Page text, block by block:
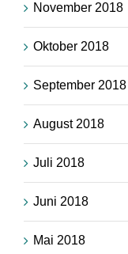
November 2018
Oktober 2018
September 2018
August 2018
Juli 2018
Juni 2018
Mai 2018